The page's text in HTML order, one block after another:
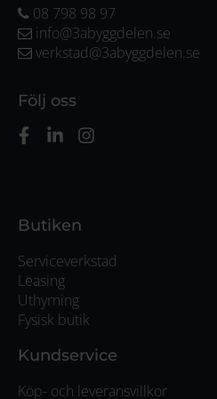
08 798 98 97
info@3abyggdelen.se
verkstad@3abyggdelen.se
Följ oss
Butiken
Serviceverkstad
Leasing
Uthyrning
Fysisk butik
Kundservice
Köp- och leveransvillkor